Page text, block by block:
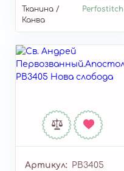
Тканина /
Канва
Perfostitch
Артикул РВ3405